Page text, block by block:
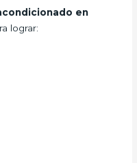
en
lograr: